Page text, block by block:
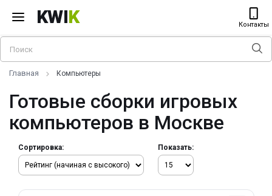
KWIK Контакты
Главная Компьютеры
Готовые сборки игровых
компьютеров в Москве
Сортировка: Показать: